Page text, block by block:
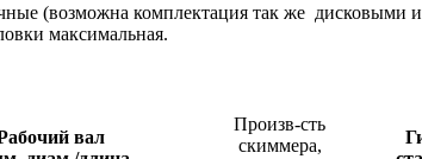
(возможна комплектация так же дисковыми
максимальная.
вал
Произв-сть
скиммера,